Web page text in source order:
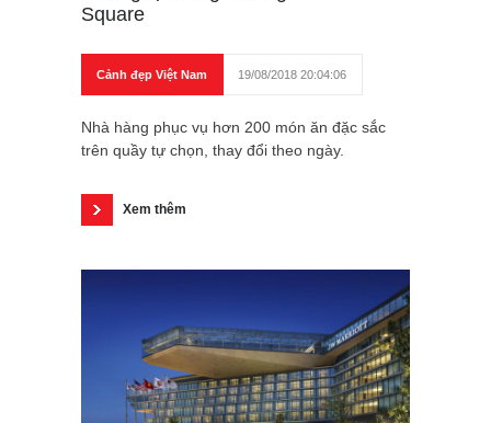
Square
Cảnh đẹp Việt Nam 19/08/2018 20:04:06
Nhà hàng phục vụ hơn 200 món ăn đặc sắc
trên quầy tự chọn, thay đổi theo ngày.
Xem thêm